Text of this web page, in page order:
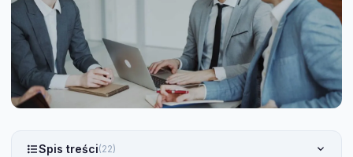
Spis treści(22)